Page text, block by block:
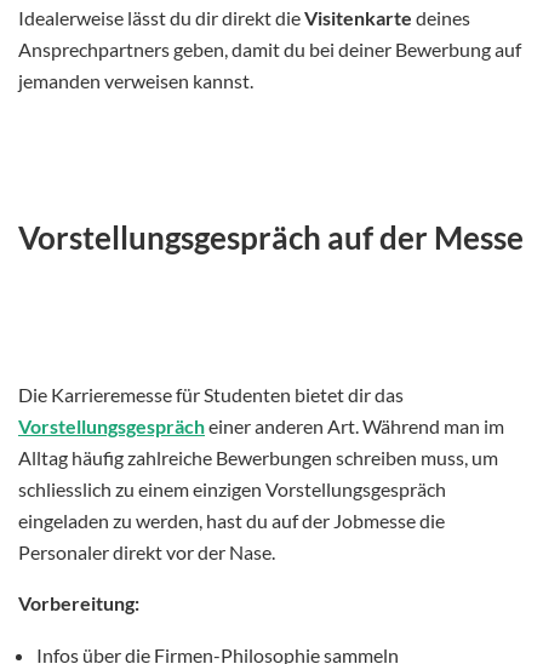
Idealerweise lässt du dir direkt dieVisitenkarte deines
Ansprechpartners geben, damit du bei deiner Bewerbung auf
jemanden verweisen kannst.
Vorstellungsgespräch auf der Messe
Die Karrieremesse für Studenten bietet dir das
Vorstellungsgesprächeiner anderen Art. Während man im
Alltag häufig zahlreiche Bewerbungen schreiben muss, um
schliesslich zu einem einzigen Vorstellungsgespräch
eingeladen zu werden, hast du auf der Jobmesse die
Personaler direkt vor der Nase.
Vorbereitung:
Infos über die Firmen-Philosophie sammeln